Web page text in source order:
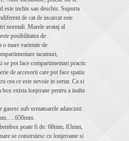
este inchis sau deschis. Suporta
de cat de incarcat este
normali. Marele avataj al
posibilitatea de
o mare varietate de
tacamuri,
se pot face compartimentari practic
de accesorii care pot face spatiu
cea ce este nevoie in sertar. Ca si
box exista lonjerane pentru a inalta
gasesc sub urmatoarele adancimi:
poate fi de: 68mm, 83mm,
se construiesc cu lonjeroane si